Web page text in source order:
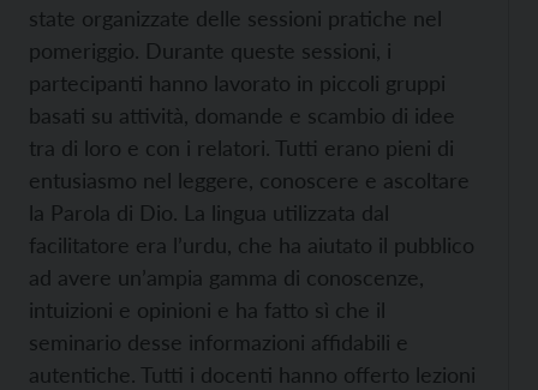
state organizzate delle sessioni pratiche nel
pomeriggio. Durante queste sessioni, i
partecipanti hanno lavorato in piccoli gruppi
basati su attività, domande e scambio di idee
tra di loro e con i relatori. Tutti erano pieni di
entusiasmo nel leggere, conoscere e ascoltare
la Parola di Dio. La lingua utilizzata dal
facilitatore era l’urdu, che ha aiutato il pubblico
ad avere un’ampia gamma di conoscenze,
intuizioni e opinioni e ha fatto sì che il
seminario desse informazioni affidabili e
autentiche. Tutti i docenti hanno offerto lezioni